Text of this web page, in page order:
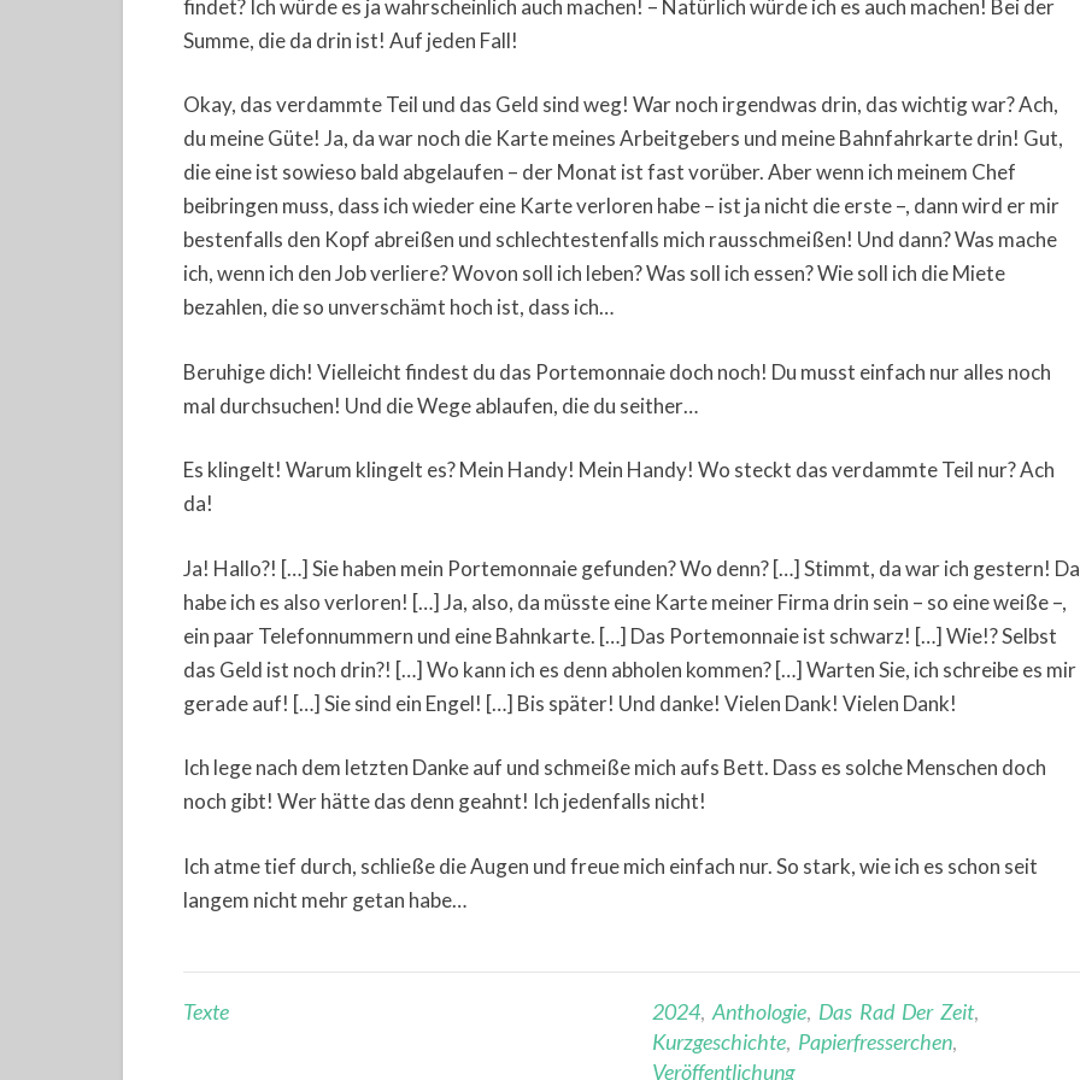
findet? Ich würde es ja wahrscheinlich auch machen! – Natürlich würde ich es auch machen! Bei der
Summe, die da drin ist! Auf jeden Fall!
Okay, das verdammte Teil und das Geld sind weg! War noch irgendwas drin, das wichtig war? Ach,
du meine Güte! Ja, da war noch die Karte meines Arbeitgebers und meine Bahnfahrkarte drin! Gut,
die eine ist sowieso bald abgelaufen – der Monat ist fast vorüber. Aber wenn ich meinem Chef
beibringen muss, dass ich wieder eine Karte verloren habe – ist ja nicht die erste –, dann wird er mir
bestenfalls den Kopf abreißen und schlechtestenfalls mich rausschmeißen! Und dann? Was mache
ich, wenn ich den Job verliere? Wovon soll ich leben? Was soll ich essen? Wie soll ich die Miete
bezahlen, die so unverschämt hoch ist, dass ich…
Beruhige dich! Vielleicht findest du das Portemonnaie doch noch! Du musst einfach nur alles noch
mal durchsuchen! Und die Wege ablaufen, die du seither…
Es klingelt! Warum klingelt es? Mein Handy! Mein Handy! Wo steckt das verdammte Teil nur? Ach
da!
Ja! Hallo?! […] Sie haben mein Portemonnaie gefunden? Wo denn? […] Stimmt, da war ich gestern! Da
habe ich es also verloren! […] Ja, also, da müsste eine Karte meiner Firma drin sein – so eine weiße –,
ein paar Telefonnummern und eine Bahnkarte. […] Das Portemonnaie ist schwarz! […] Wie!? Selbst
das Geld ist noch drin?! […] Wo kann ich es denn abholen kommen? […] Warten Sie, ich schreibe es mir
gerade auf! […] Sie sind ein Engel! […] Bis später! Und danke! Vielen Dank! Vielen Dank!
Ich lege nach dem letzten Danke auf und schmeiße mich aufs Bett. Dass es solche Menschen doch
noch gibt! Wer hätte das denn geahnt! Ich jedenfalls nicht!
Ich atme tief durch, schließe die Augen und freue mich einfach nur. So stark, wie ich es schon seit
langem nicht mehr getan habe…
Texte 2024, Anthologie, Das Rad Der Zeit,
Kurzgeschichte, Papierfresserchen,
Veröffentlichung